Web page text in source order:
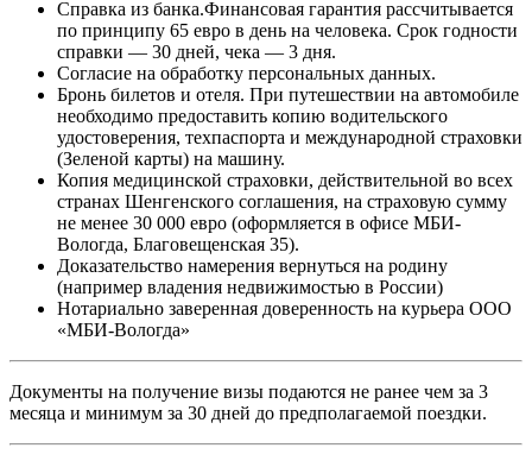
Справка из банка.Финансовая гарантия рассчитывается
по принципу 65 евро в день на человека. Срок годности
справки — 30 дней, чека — 3 дня.
Согласие на обработку персональных данных.
Бронь билетов и отеля. При путешествии на автомобиле
необходимо предоставить копию водительского
удостоверения, техпаспорта и международной страховки
(Зеленой карты) на машину.
Копия медицинской страховки, действительной во всех
странах Шенгенского соглашения, на страховую сумму
не менее 30 000 евро (оформляется в офисе МБИ-
Вологда, Благовещенская 35).
Доказательство намерения вернуться на родину
(например владения недвижимостью в России)
Нотариально заверенная доверенность на курьера ООО
«МБИ-Вологда»
Документы на получение визы подаются не ранее чем за 3
месяца и минимум за 30 дней до предполагаемой поездки.